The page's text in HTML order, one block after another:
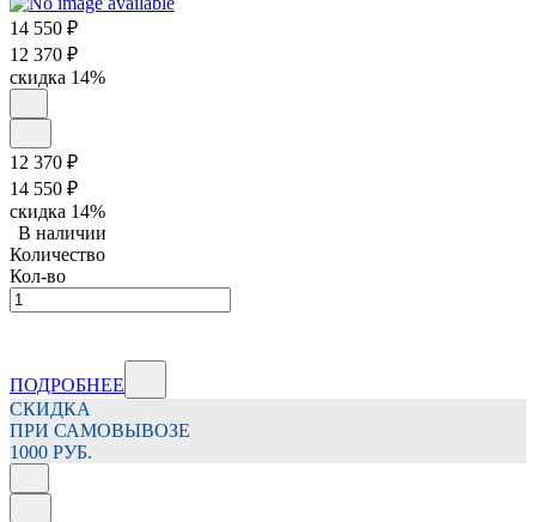
14 550 ₽
12 370 ₽
скидка 14%
12 370 ₽
14 550 ₽
скидка 14%
В наличии
Количество
Кол-во
ПОДРОБНЕЕ
СКИДКА
ПРИ САМОВЫВОЗЕ
1000 РУБ.